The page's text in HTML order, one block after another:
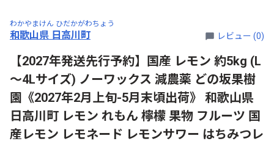
わかやまけん ひだかがわちょう
和歌山県 日高川町 レビュー (0)
【2027年発送先行予約】国産 レモン 約5kg (L
～4Lサイズ) ノーワックス 減農薬 どの坂果樹
園《2027年2月上旬-5月末頃出荷》 和歌山県
日高川町 レモン れもん 檸檬 果物 フルーツ 国
産レモン レモネード レモンサワー はちみつレ